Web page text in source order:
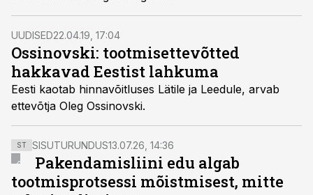
UUDISED22.04.19, 17:04
Ossinovski: tootmisettevõtted
hakkavad Eestist lahkuma
Eesti kaotab hinnavõitluses Lätile ja Leedule, arvab
ettevõtja Oleg Ossinovski.
ST SISUTURUNDUS13.07.26, 14:36
Pakendamisliini edu algab
tootmisprotsessi mõistmisest, mitte